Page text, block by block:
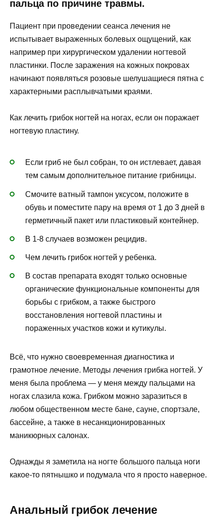
пальца по причине травмы.
Пациент при проведении сеанса лечения не
испытывает выраженных болевых ощущений, как
например при хирургическом удалении ногтевой
пластинки. После заражения на кожных покровах
начинают появляться розовые шелушащиеся пятна с
характерными расплывчатыми краями.
Как лечить грибок ногтей на ногах, если он поражает
ногтевую пластину.
Если гриб не был собран, то он истлевает, давая
тем самым дополнительное питание грибницы.
Смочите ватный тампон уксусом, положите в
обувь и поместите пару на время от 1 до 3 дней в
герметичный пакет или пластиковый контейнер.
В 1-8 случаев возможен рецидив.
Чем лечить грибок ногтей у ребенка.
В состав препарата входят только основные
органические функциональные компоненты для
борьбы с грибком, а также быстрого
восстановления ногтевой пластины и
пораженных участков кожи и кутикулы.
Всё, что нужно своевременная диагностика и
грамотное лечение. Методы лечения грибка ногтей. У
меня была проблема — у меня между пальцами на
ногах слазила кожа. Грибком можно заразиться в
любом общественном месте бане, сауне, спортзале,
бассейне, а также в несанкционированных
маникюрных салонах.
Однажды я заметила на ногте большого пальца ноги
какое-то пятнышко и подумала что я просто наверное.
Анальный грибок лечение